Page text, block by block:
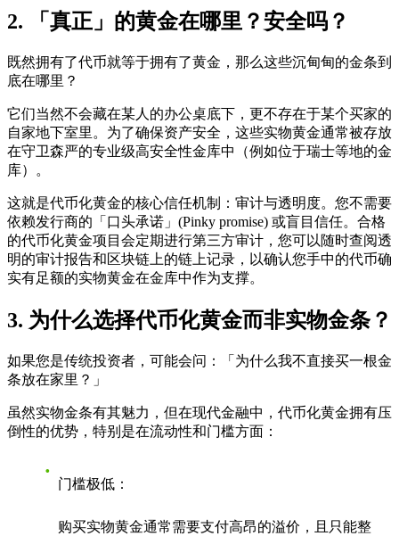
2. 「真正」的黄金在哪里？安全吗？
既然拥有了代币就等于拥有了黄金，那么这些沉甸甸的金条到
底在哪里？
它们当然不会藏在某人的办公桌底下，更不存在于某个买家的
自家地下室里。为了确保资产安全，这些实物黄金通常被存放
在守卫森严的专业级高安全性金库中（例如位于瑞士等地的金
库）。
这就是代币化黄金的核心信任机制： 审计与透明度。您不需要
依赖发行商的「口头承诺」(Pinky promise) 或盲目信任。合格
的代币化黄金项目会定期进行第三方审计，您可以随时查阅透
明的审计报告和区块链上的链上记录，以确认您手中的代币确
实有足额的实物黄金在金库中作为支撑。
3. 为什么选择代币化黄金而非实物金条？
如果您是传统投资者，可能会问：「为什么我不直接买一根金
条放在家里？」
虽然实物金条有其魅力，但在现代金融中，代币化黄金拥有压
倒性的优势，特别是在流动性和门槛方面：
门槛极低：
购买实物黄金通常需要支付高昂的溢价，且只能整